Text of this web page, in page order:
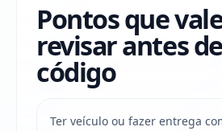
Pontos que
revisar antes
código
Ter veículo ou fazer entrega